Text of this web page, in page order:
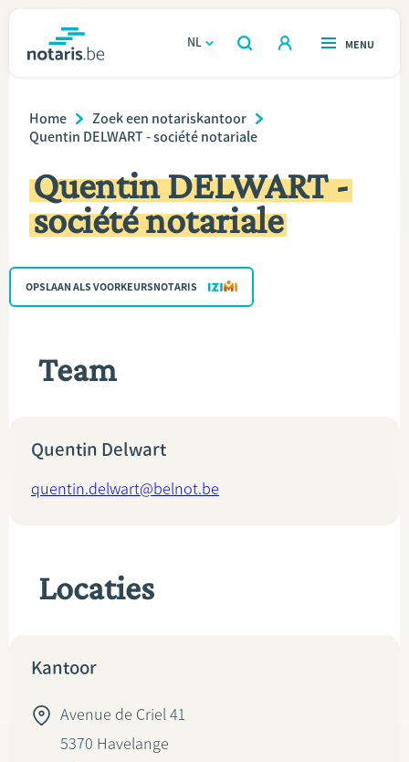
inhoud
NL
OPEN
ZOEKEN
OPEN
MENU
Wonen
Relatie & samenleven
Erven & schenken
Ondernemen
Rekenmodules
VIND EEN NOTARIS
Breadcrumb
Home
Zoek een notariskantoor
Quentin DELWART - société notariale
Quentin DELWART -
société notariale
OPSLAAN ALS VOORKEURSNOTARIS
Team
Quentin Delwart
quentin.delwart@belnot.be
Locaties
Kantoor
Avenue de Criel 41
5370 Havelange